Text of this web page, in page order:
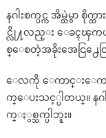
နဂါးစက္ပင္က အိမ္ထဲမွာ စို
င္လို႔လည္း ေခၚၾကပ
စ္ေစတဲ့အခိုးအေငြ႕ေတြ
ေလကို ေကာင္းေကာင္
က္ေပးသင့္ပါတယ္။ နဂ
က္ႏွစ္သက္ပါဘူး။